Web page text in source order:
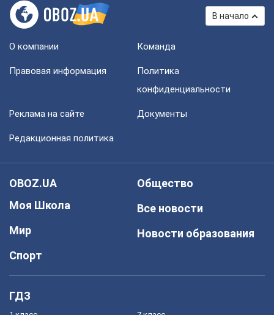
В начало
О компании Команда
Правовая информация
Политика
конфиденциальности
Реклама на сайте Документы
Редакционная политика
OBOZ.UA
Моя Школа
Мир
Спорт
Общество
Все новости
Новости образования
ГДЗ